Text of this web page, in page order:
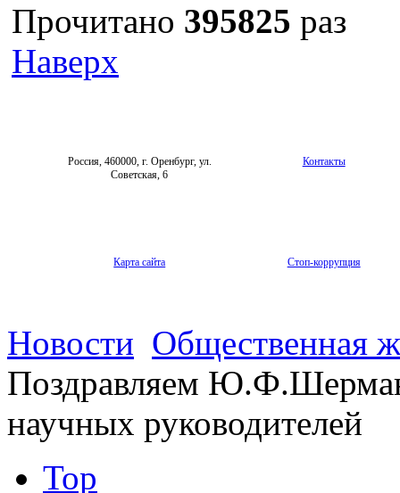
Прочитано 395825 раз
Наверх
Россия, 460000, г. Оренбург, ул.
Советская, 6
Контакты
Карта сайта Стоп-коррупция
Новости Общественная
Поздравляем
научных руководителей
Top